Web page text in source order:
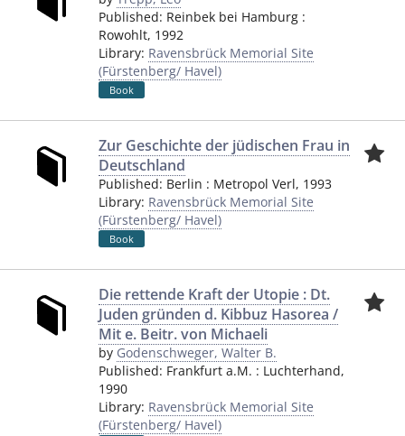
Published: Reinbek bei Hamburg :
Rowohlt, 1992
Library: Ravensbrück Memorial Site
(Fürstenberg/ Havel)
Book
Zur Geschichte der jüdischen Frau in
Deutschland
Published: Berlin : Metropol Verl, 1993
Library: Ravensbrück Memorial Site
(Fürstenberg/ Havel)
Book
Die rettende Kraft der Utopie : Dt.
Juden gründen d. Kibbuz Hasorea /
Mit e. Beitr. von Michaeli
by Godenschweger, Walter B.
Published: Frankfurt a.M. : Luchterhand,
1990
Library: Ravensbrück Memorial Site
(Fürstenberg/ Havel)